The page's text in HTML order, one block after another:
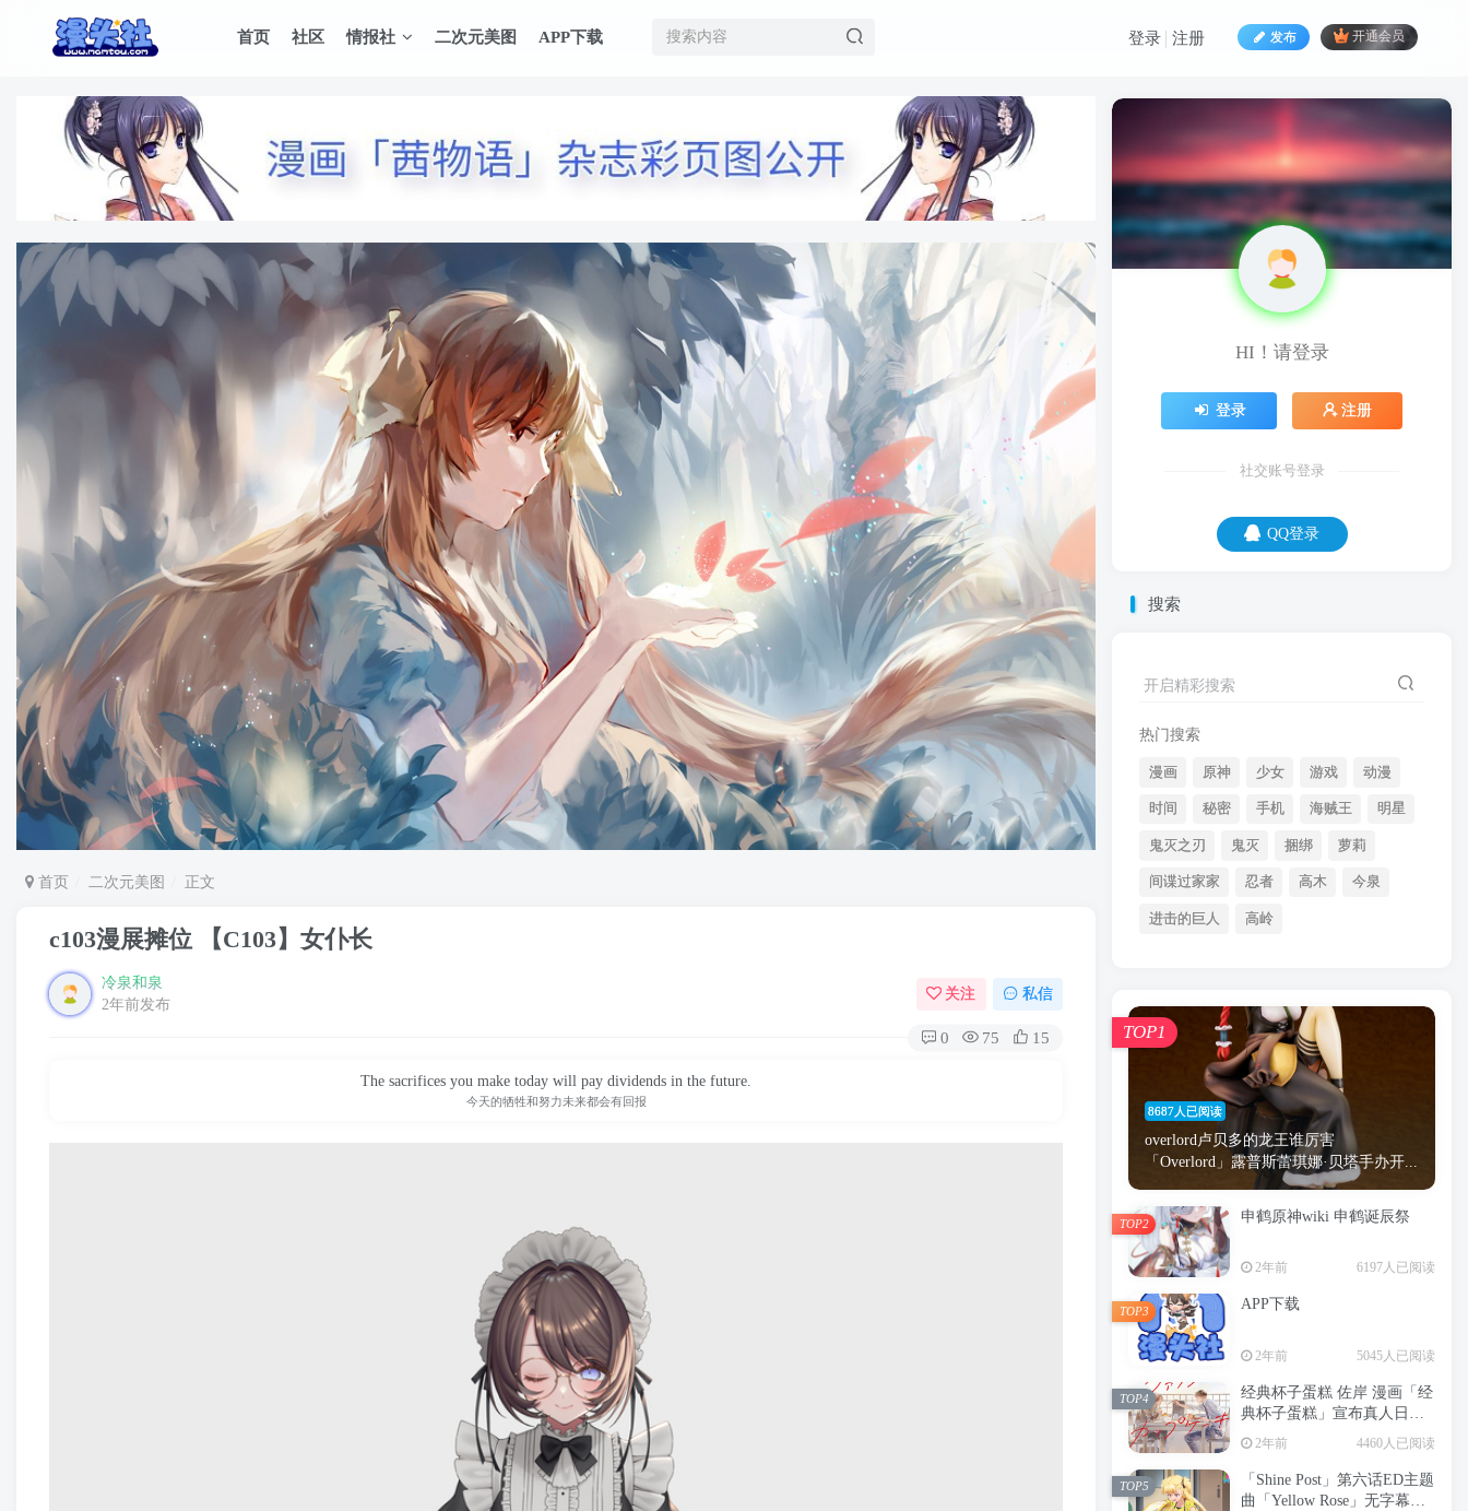
首页 社区 情报社 二次元美图 APP下载 发布 开通会员
登录 注册
首页 二次元美图 正文
c103漫展摊位 【C103】女仆长
冷泉和泉
2年前发布
关注 私信
0 75 15
The sacrifices you make today will pay dividends in the future.
今天的牺牲和努力未来都会有回报
HI！请登录
登录 注册
社交账号登录
QQ登录
搜索
开启精彩搜索
热门搜索
漫画 原神 少女 游戏 动漫
时间 秘密 手机 海贼王 明星
鬼灭之刃 鬼灭 捆绑 萝莉
间谍过家家 忍者 高木 今泉
进击的巨人 高岭
8687人已阅读
overlord卢贝多的龙王谁厉害
「Overlord」露普斯蕾琪娜·贝塔手办开...
TOP1
申鹤原神wiki 申鹤诞辰祭
2年前 6197人已阅读
TOP2
APP下载
2年前 5045人已阅读
TOP3
经典杯子蛋糕 佐岸 漫画「经
典杯子蛋糕」宣布真人日剧
化
2年前 4460人已阅读
TOP4
「Shine Post」第六话ED主题
曲「Yellow Rose」无字幕MV
TOP5
HI！请登录
登录 注册
社交账号登录
QQ登录
今天永远是你最年轻的一天，除非是你的
时间 秘密 手机 海贼王
鬼灭 捆绑 萝莉
间谍过家家 忍者 高木
进击的巨人 高岭
8687人已阅读
overlord卢贝多的龙王谁厉害
「Overlord」露普斯蕾琪娜·贝塔手办开...
TOP1
申鹤原神wiki 申鹤诞辰祭
2年前 6197人已阅读
TOP2